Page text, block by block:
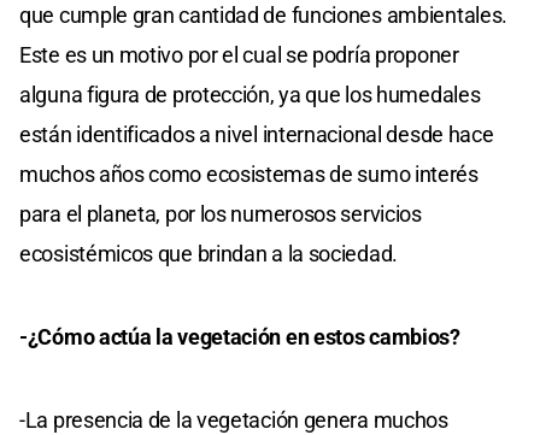
que cumple gran cantidad de funciones ambientales.
Este es un motivo por el cual se podría proponer
alguna figura de protección, ya que los humedales
están identificados a nivel internacional desde hace
muchos años como ecosistemas de sumo interés
para el planeta, por los numerosos servicios
ecosistémicos que brindan a la sociedad.
-¿Cómo actúa la vegetación en estos cambios?
-La presencia de la vegetación genera muchos